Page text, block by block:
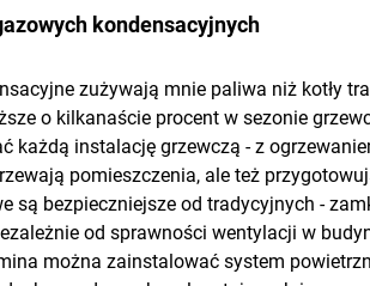
kondensacyjnych
zużywają mnie paliwa niż kotły
o kilkanaście procent w sezonie
każdą instalację grzewczą - z
pomieszczenia, ale też
są bezpieczniejsze od tradycyjnych -
od sprawności wentylacji w
można zainstalować system